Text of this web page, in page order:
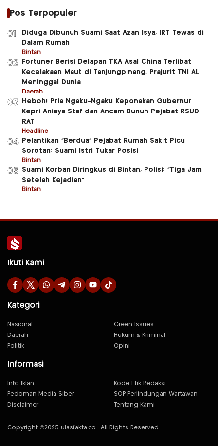
Pos Terpopuler
01
Diduga Dibunuh Suami Saat Azan Isya, IRT Tewas di
Dalam Rumah
Bintan
02
Fortuner Berisi Delapan TKA Asal China Terlibat
Kecelakaan Maut di Tanjungpinang, Prajurit TNI AL
Meninggal Dunia
Daerah
03
Heboh! Pria Ngaku-Ngaku Keponakan Gubernur
Kepri Aniaya Staf dan Ancam Bunuh Pejabat RSUD
RAT
Headline
04
Pelantikan “Berdua” Pejabat Rumah Sakit Picu
Sorotan: Suami Istri Tukar Posisi
Bintan
05 Suami Korban Diringkus di Bintan, Polisi: “Tiga Jam
Setelah Kejadian”
Bintan
Ikuti Kami
Kategori
Nasional
Green Issues
Daerah
Hukum & Kriminal
Politik
Opini
Informasi
Info Iklan
Kode Etik Redaksi
Pedoman Media Siber
SOP Perlindungan Wartawan
Disclaimer
Tentang Kami
Copyright ©2025 ulasfakta.co . All Rights Reserved